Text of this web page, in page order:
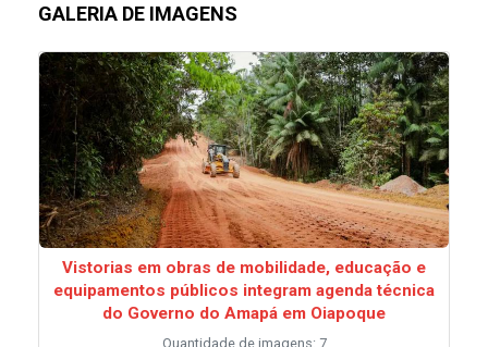
GALERIA DE IMAGENS
Vistorias em obras de mobilidade, educação e
equipamentos públicos integram agenda técnica
do Governo do Amapá em Oiapoque
Quantidade de imagens: 7